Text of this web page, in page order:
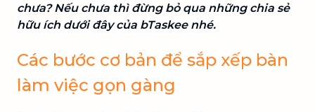
chưa? Nếu chưa thì đừng bỏ qua những chia sẻ
hữu ích dưới đây của bTaskee nhé.
Các bước cơ bản để sắp xếp bàn
làm việc gọn gàng